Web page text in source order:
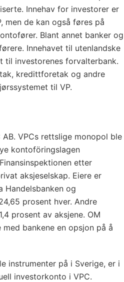
Innehav for investorer er
men de kan også føres på
Blant annet banker og
Innehavet til utenlandske
til investorenes forvalterbank.
kredittforetak og andre
til VP.
VPCs rettslige monopol ble
kontoföringslagen
etter
aksjeselskap. Eiere er
Handelsbanken og
prosent hver. Andre
prosent av aksjene. OM
bankene en opsjon på å
instrumenter på i Sverige, er i
investorkonto i VPC.